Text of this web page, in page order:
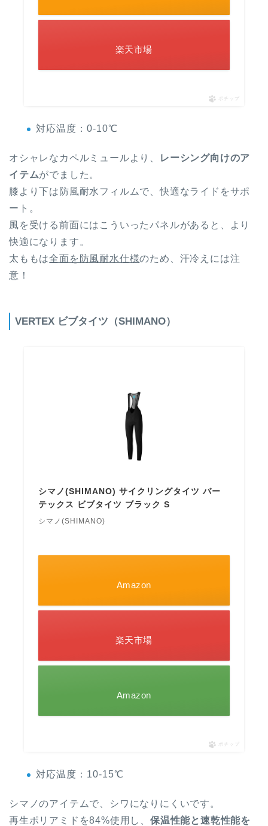
楽天市場
ポチップ
対応温度：0-10℃
オシャレなカペルミュールより、
レーシング向けのア
イテムがでました。
膝より下は防風耐水フィルムで、快適なライドをサポ
ート。
風を受ける前面にはこういったパネルがあると、より
快適になります。
太ももは全面を防風耐水仕様のため、汗冷えには注
意！
VERTEX ビブタイツ（SHIMANO）
シマノ(SHIMANO) サイクリングタイツ バー
テックス ビブタイツ ブラック S
シマノ(SHIMANO)
Amazon
楽天市場
Amazon
ポチップ
対応温度：10-15℃
シマノのアイテムで、シワになりにくいです。
再生ポリアミドを84%使用し、 保温性能と速乾性能を